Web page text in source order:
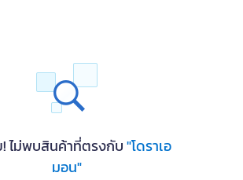
ไม่พบสินค้าที่ตรงกับ"โดราเอ
มอน"